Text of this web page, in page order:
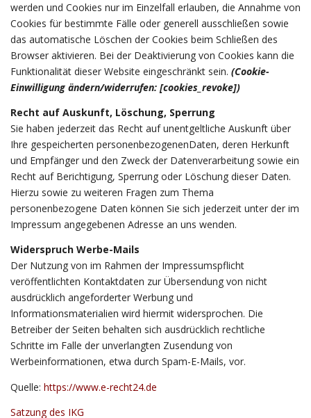
werden und Cookies nur im Einzelfall erlauben, die Annahme von
Cookies für bestimmte Fälle oder generell ausschließen sowie
das automatische Löschen der Cookies beim Schließen des
Browser aktivieren. Bei der Deaktivierung von Cookies kann die
Funktionalität dieser Website eingeschränkt sein. (Cookie-
Einwilligung ändern/widerrufen: [cookies_revoke])
Recht auf Auskunft, Löschung, Sperrung
Sie haben jederzeit das Recht auf unentgeltliche Auskunft über
Ihre gespeicherten personenbezogenenDaten, deren Herkunft
und Empfänger und den Zweck der Datenverarbeitung sowie ein
Recht auf Berichtigung, Sperrung oder Löschung dieser Daten.
Hierzu sowie zu weiteren Fragen zum Thema
personenbezogene Daten können Sie sich jederzeit unter der im
Impressum angegebenen Adresse an uns wenden.
Widerspruch Werbe-Mails
Der Nutzung von im Rahmen der Impressumspflicht
veröffentlichten Kontaktdaten zur Übersendung von nicht
ausdrücklich angeforderter Werbung und
Informationsmaterialien wird hiermit widersprochen. Die
Betreiber der Seiten behalten sich ausdrücklich rechtliche
Schritte im Falle der unverlangten Zusendung von
Werbeinformationen, etwa durch Spam-E-Mails, vor.
Quelle: https://www.e-recht24.de
Satzung des IKG